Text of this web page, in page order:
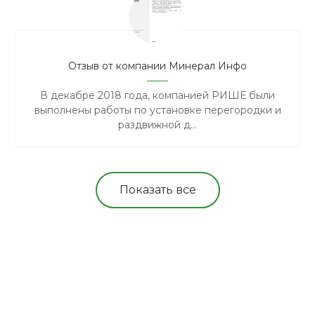
Отзыв от компании Минерал Инфо
В декабре 2018 года, компанией РИШЕ были
выполнены работы по установке перегородки и
раздвижной д...
Показать все